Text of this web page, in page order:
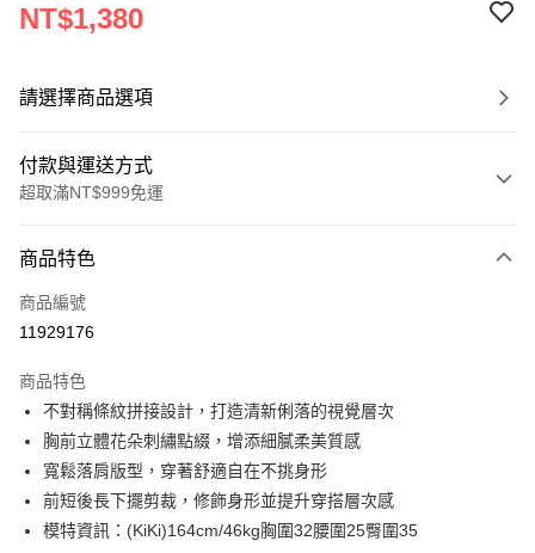
NT$1,380
請選擇商品選項
付款與運送方式
超取滿NT$999免運
信用卡一次付款
信用卡分期付款
合作金庫商業銀行
華南商業銀行
彰化商業銀行
上海商業儲蓄銀行
台北富邦商業銀行
國泰世華商業銀行
兆豐國際商業銀行
臺灣中小企業銀行
台中商業銀行
匯豐（台灣）商業銀行
聯邦商業銀行
遠東國際商業銀行
6 期 0 利率 每期
華南商業銀行
彰化商業銀行
上海商業儲蓄銀行
台北富邦商業銀行
國泰世華商業銀行
兆豐國際商業銀行
臺灣中小企業銀行
台中商業銀行
超商取貨付款
LINE Pay
悠遊付
商品特色
商品編號
11929176
商品特色
不對稱條紋拼接設計，打造清新俐落的視覺層次
胸前立體花朵刺繡點綴，增添細膩柔美質感
寬鬆落肩版型，穿著舒適自在不挑身形
前短後長下擺剪裁，修飾身形並提升穿搭層次感
模特資訊：(KiKi)164cm/46kg胸圍32腰圍25臀圍35